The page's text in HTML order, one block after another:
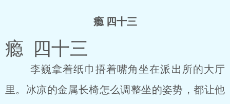
瘾 四十三
瘾 四十三
李巍拿着纸巾捂着嘴角坐在派出所的大厅
里。冰凉的金属长椅怎么调整坐的姿势，都让他